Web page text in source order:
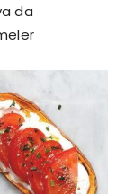
da